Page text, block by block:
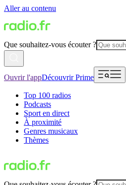
Aller au contenu
Que souhaitez-vous écouter ?
Ouvrir l'appDécouvrir Prime
Top 100 radios
Podcasts
Sport en direct
À proximité
Genres musicaux
Thèmes